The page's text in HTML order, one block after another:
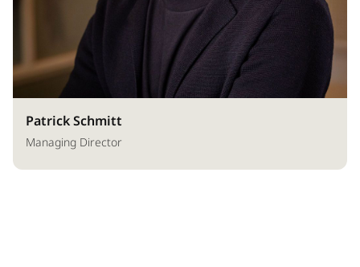
Patrick Schmitt
Managing Director